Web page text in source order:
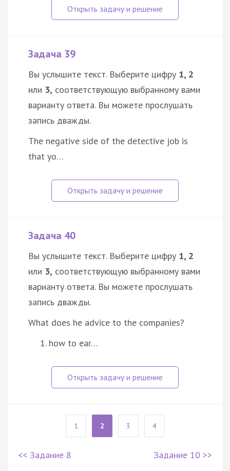
Задача 39
Вы услышите текст. Выберите цифру 1, 2
или 3, соответствующую выбранному вами
варианту ответа. Вы можете прослушать
запись дважды.
The negative side of the detective job is
that yo…
Задача 40
Вы услышите текст. Выберите цифру 1, 2
или 3, соответствующую выбранному вами
варианту ответа. Вы можете прослушать
запись дважды.
What does he advice to the companies?
how to ear…
1 2 3 4
<< Задание 8 Задание 10 >>